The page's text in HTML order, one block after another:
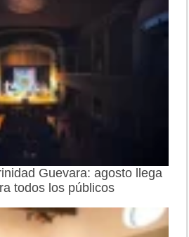
Guevara: agosto llega
todos los públicos